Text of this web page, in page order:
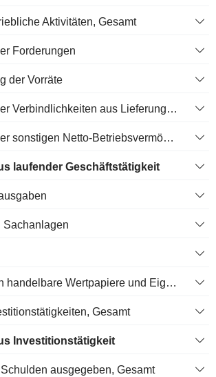
Aktivitäten, Gesamt
Forderungen
der Vorräte
Änderung der Verbindlichkeiten aus Lieferungen und Leistungen
Änderung der sonstigen Netto-Betriebsvermögen
laufender Geschäftstätigkeit
Sachanlagen
Investition in handelbare Wertpapiere und Eigenkapitalinstrumente, Gesamt
Gesamt
Investitionstätigkeit
ausgegeben, Gesamt